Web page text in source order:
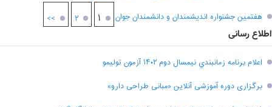
هفتمين جشنواره انديشمندان و دانشمندان جوان
۱ ۲ >>
اطلاع رسانی
اعلام برنامه زمانبندي نيمسال دوم ۱۴۰۲ آزمون توليمو
برگزاری دوره آموزشی آنلاین «مبانی طراحی دارو»